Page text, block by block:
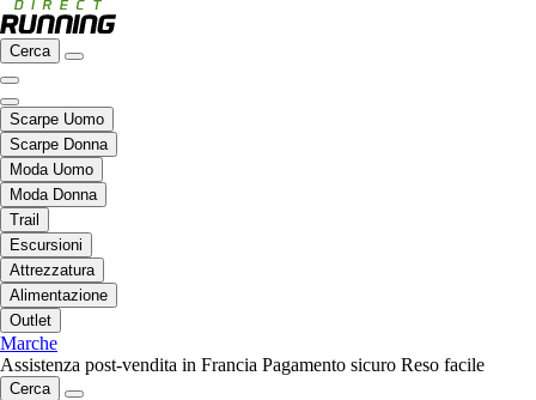
Cerca
Scarpe Uomo
Scarpe Donna
Moda Uomo
Moda Donna
Trail
Escursioni
Attrezzatura
Alimentazione
Outlet
Marche
Assistenza post-vendita in Francia Pagamento sicuro Reso facile
Cerca